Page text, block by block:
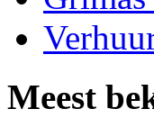
Meest